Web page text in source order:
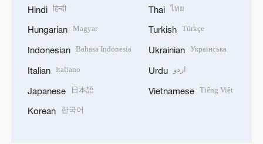
Hindi हिन्दी
Hungarian Magyar
Indonesian Bahasa Indonesia
Italian Italiano
Japanese 日本語
Korean 한국어
Thai ไทย
Turkish Türkçe
Ukrainian Українська
Urdu اردو
Vietnamese Tiếng Việt